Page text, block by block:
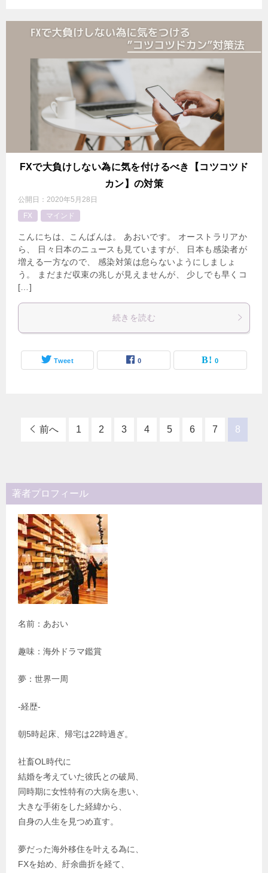
FXで大負けしない為に気を付けるべき【コツコツド
カン】の対策
公開日： 2020年5月28日
FX
マインド
こんにちは、こんばんは。 あおいです。 オーストラリアか
ら、 日々日本のニュースも見ていますが、 日本も感染者が
増える一方なので、 感染対策は怠らないようにしましょ
う。 まだまだ収束の兆しが見えませんが、 少しでも早くコ
[…]
続きを読む
Tweet 0 0
前へ 1 2 3 4 5 6 7 8
著者プロフィール
名前：あおい
趣味：海外ドラマ鑑賞
夢：世界一周
-経歴-
朝5時起床、帰宅は22時過ぎ。
社畜OL時代に
結婚を考えていた彼氏との破局、
同時期に女性特有の大病を患い、
大きな手術をした経緯から、
自身の人生を見つめ直す。
夢だった海外移住を叶える為に、
FXを始め、紆余曲折を経て、